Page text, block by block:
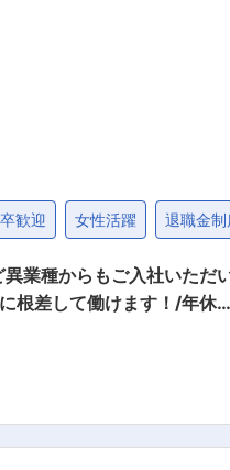
歓迎 女性活躍 退職金制
業種からもご入社いただ
根差して働けます！/年休1
パス』…社員⇒副店長→店長